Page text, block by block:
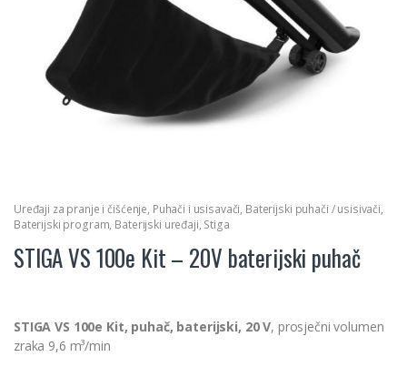
Uređaji za pranje i čišćenje, Puhači i usisavači, Baterijski puhači / usisivači,
Baterijski program, Baterijski uređaji, Stiga
STIGA VS 100e Kit – 20V baterijski puhač
STIGA VS 100e Kit, puhač, baterijski, 20 V, prosječni volumen
zraka 9,6 m³/min